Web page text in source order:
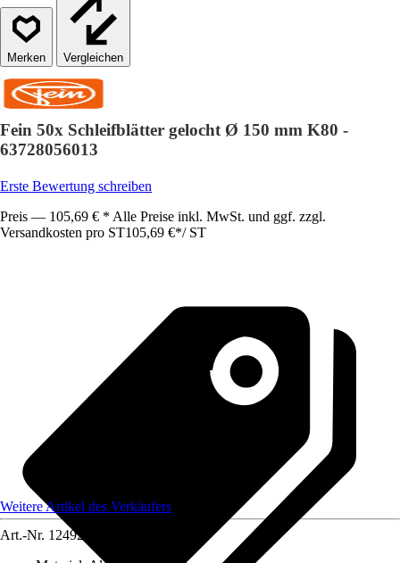
Vergleichen
Fein 50x Schleifblätter gelocht Ø 150 mm K80 -
63728056013
Erste Bewertung schreiben
Preis — 105,69 € * Alle Preise inkl. MwSt. und ggf. zzgl.
Versandkosten pro ST105,69 €*/ ST
Weitere Artikel des Verkäufers
Art.-Nr. 12492419